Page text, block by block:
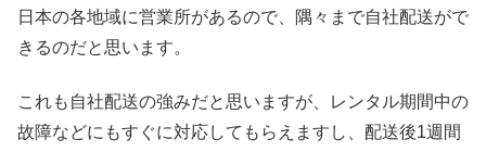
日本の各地域に営業所があるので、隅々まで自社配送がで
きるのだと思います。
これも自社配送の強みだと思いますが、レンタル期間中の
故障などにもすぐに対応してもらえますし、配送後1週間